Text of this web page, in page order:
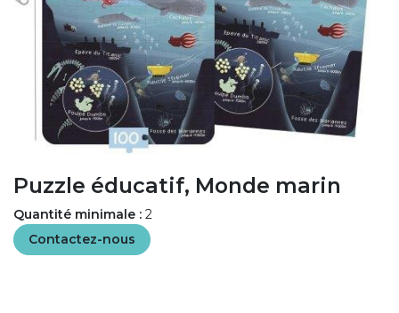
Puzzle éducatif, Monde marin
Quantité minimale : 2
Contactez-nous